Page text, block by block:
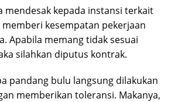
mendesak kepada instansi terkait
kesempatan pekerjaan
Apabila memang tidak sesuai
silahkan diputus kontrak.
pandang bulu langsung dilakukan
memberikan toleransi. Makanya,